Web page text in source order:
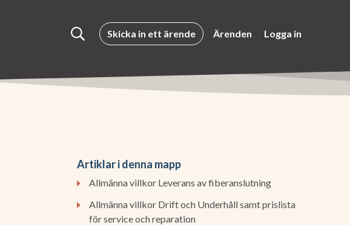
Skicka in ett ärende Ärenden Logga in
Artiklar i denna mapp
Allmänna villkor Leverans av fiberanslutning
Allmänna villkor Drift och Underhåll samt prislista
för service och reparation